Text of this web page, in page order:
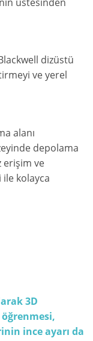
dizüstü
ve yerel
alanı
depolama
erişim ve
ile kolayca
3D
ince ayarı da